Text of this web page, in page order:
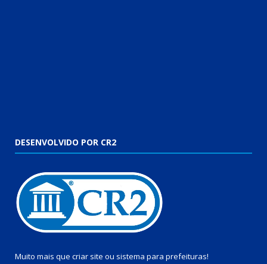
DESENVOLVIDO POR CR2
Muito mais que criar site ou sistema para prefeituras!